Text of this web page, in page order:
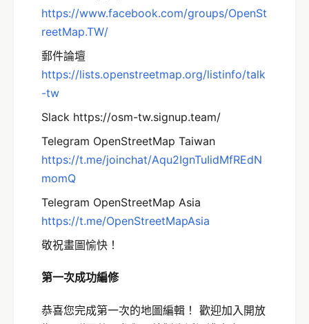
https://www.facebook.com/groups/OpenSt
reetMap.TW/
郵件論壇
https://lists.openstreetmap.org/listinfo/talk
-tw
Slack https://osm-tw.signup.team/
Telegram OpenStreetMap Taiwan
https://t.me/joinchat/Aqu2IgnTuIidMfREdN
momQ
Telegram OpenStreetMap Asia
https://t.me/OpenStreetMapAsia
敬祝畫圖愉快！
第一次成功編修
恭喜您完成第一次的地圖編輯！ 歡迎加入開放